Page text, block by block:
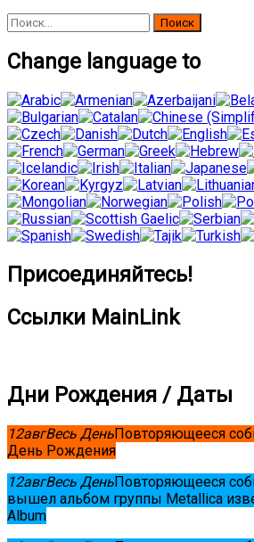
Найти:
Change language to
Присоединяйтесь!
Ссылки MainLink
Дни Рождения / Даты
12авгВесь ДеньПовторяющееся
День Рождения
12авгВесь ДеньПовторяющееся
вышел альбом группы Metallica
Album